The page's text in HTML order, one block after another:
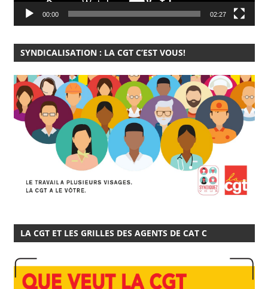
00:00 02:27
SYNDICALISATION : LA CGT C’EST VOUS!
LA CGT ET LES GRILLES DES AGENTS DE CAT C